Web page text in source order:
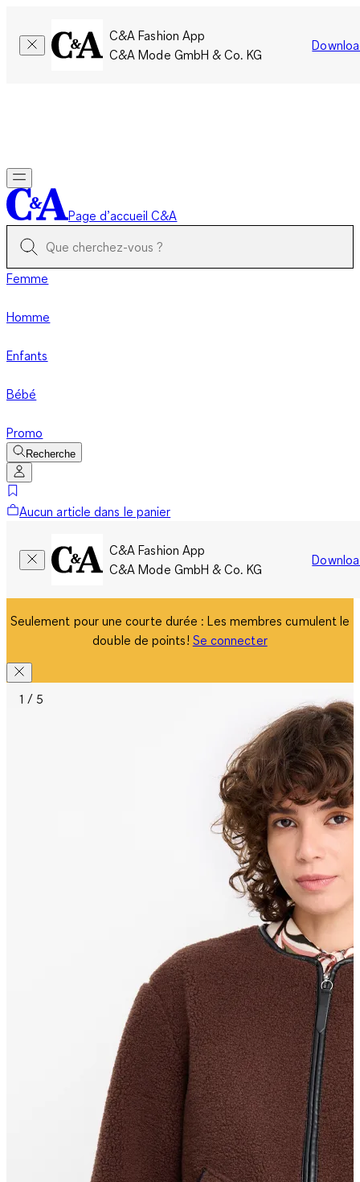
C&A Fashion App
C&A Mode GmbH & Co. KG
Page d’accueil C&A
Femme
Homme
Enfants
Bébé
Promo
Recherche
Aucun article dans le panier
C&A Fashion App
C&A Mode GmbH & Co. KG
Seulement pour une courte durée : Les membres cumulent le
double de points! Se connecter
1 / 5